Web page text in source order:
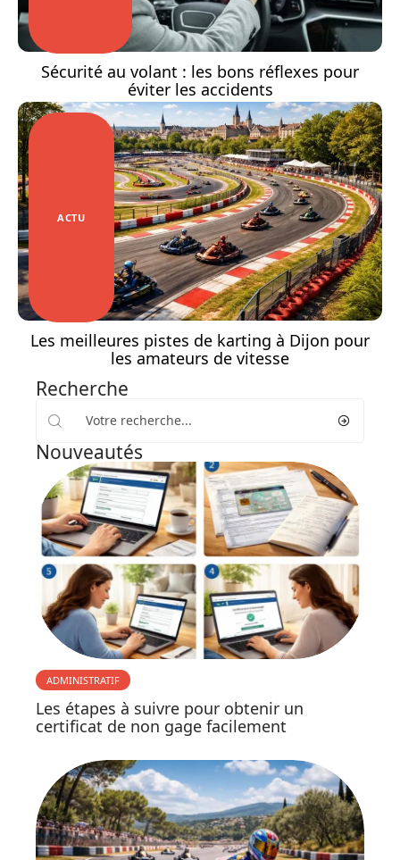
Sécurité au volant : les bons réflexes pour
éviter les accidents
ACTU
Les meilleures pistes de karting à Dijon pour
les amateurs de vitesse
Recherche
Nouveautés
ADMINISTRATIF
Les étapes à suivre pour obtenir un
certificat de non gage facilement